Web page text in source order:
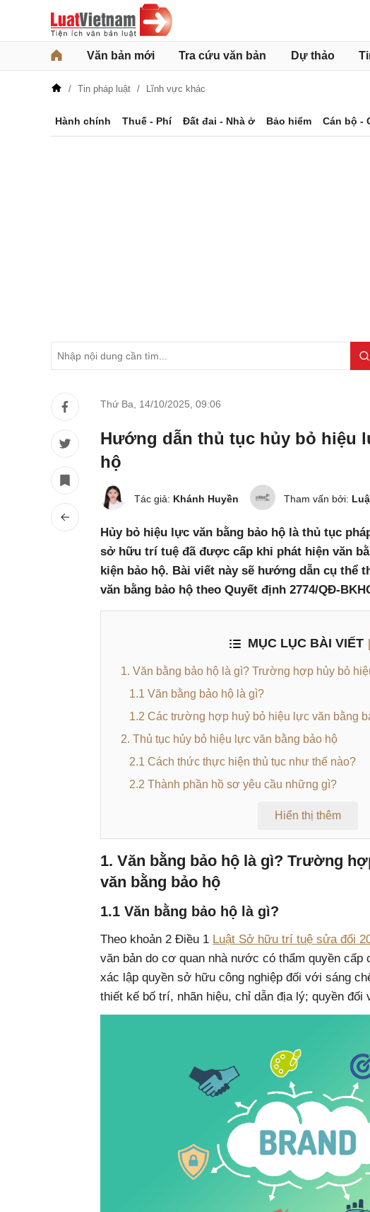
Văn bản mới Tra cứu văn bản Dự thảo
Tin pháp luật Lĩnh vực khác
Hành chính Thuế - Phí Đất đai - Nhà ở Bảo hiểm Cán bộ -
Thứ Ba, 14/10/2025 09:06
Hướng dẫn thủ tục hủy bỏ hiệu
hộ
Tác giả: Khánh Huyền Tham vấn bởi:
Hủy bỏ hiệu lực văn bằng bảo hộ là thủ tục
sở hữu trí tuệ đã được cấp khi phát hiện văn
kiện bảo hộ. Bài viết này sẽ hướng dẫn cụ thể
văn bằng bảo hộ theo Quyết định 2774/QĐ-
MỤC LỤC BÀI VIẾT
1. Văn bằng bảo hộ là gì? Trường hợp hủy bỏ
1.1 Văn bằng bảo hộ là gì?
1.2 Các trường hợp huỷ bỏ hiệu lực văn bằng
2. Thủ tục hủy bỏ hiệu lực văn bằng bảo hộ
2.1 Cách thức thực hiện thủ tục như thế nào?
2.2 Thành phần hồ sơ yêu cầu những gì?
Hiển thị thêm
1. Văn bằng bảo hộ là gì? Trường
văn bằng bảo hộ
1.1 Văn bằng bảo hộ là gì?
Theo khoản 2 Điều 1 Luật Sở hữu trí tuệ sửa đổi
văn bản do cơ quan nhà nước có thẩm quyền cấp
xác lập quyền sở hữu công nghiệp đối với sáng
thiết kế bố trí, nhãn hiệu, chỉ dẫn địa lý; quyền đối